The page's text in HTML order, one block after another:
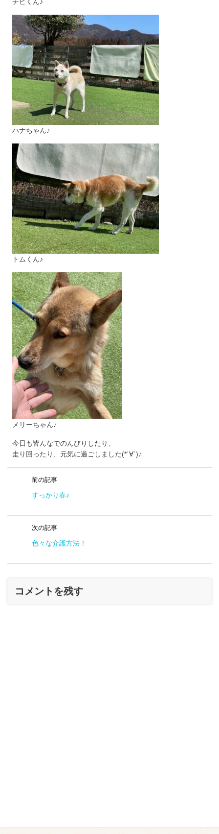
ハナちゃん♪
トムくん♪
メリーちゃん♪
今日も皆んなでのんびりしたり、
走り回ったり、元気に過ごしました(*´∀`)♪
前の記事
すっかり春♪
次の記事
色々な介護方法！
コメントを残す